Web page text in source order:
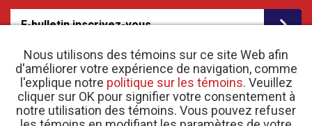
Nous utilisons des témoins sur ce site Web afin
d'améliorer votre expérience de navigation, comme
l'explique notre politique sur les témoins. Veuillez
cliquer sur OK pour signifier votre consentement à
notre utilisation des témoins. Vous pouvez refuser
E-bulletin inscrivez-vous